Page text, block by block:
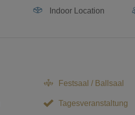
Indoor Location
Festsaal / Ballsaal
Tagesveranstaltung